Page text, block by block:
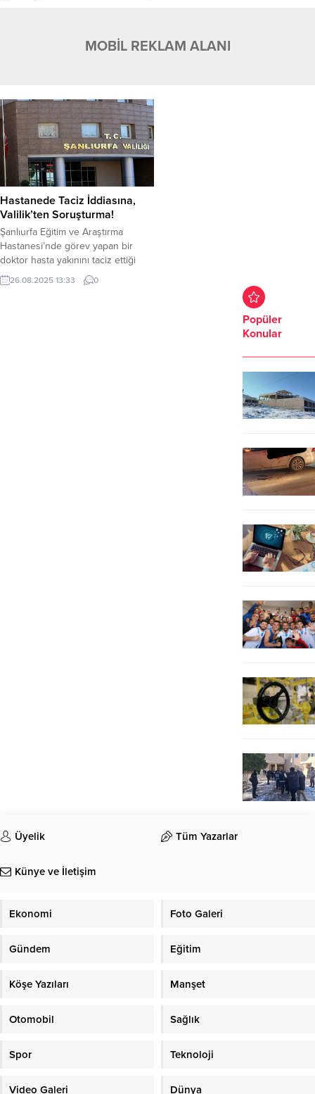
MOBİL REKLAM ALANI
Hastanede Taciz İddiasına,
Valilik’ten Soruşturma!
Şanlıurfa Eğitim ve Araştırma
Hastanesi’nde görev yapan bir
doktor hasta yakınını taciz ettiği
iddiası üzerine Şanlıurfa Valiliği
tarafından soruşturma başlatıldı.
26.08.2025 13:33 0
Popüler
Konular
Üyelik Tüm Yazarlar
Künye ve İletişim
Ekonomi Foto Galeri
Gündem Eğitim
Köşe Yazıları Manşet
Otomobil Sağlık
Spor Teknoloji
Video Galeri Dünya